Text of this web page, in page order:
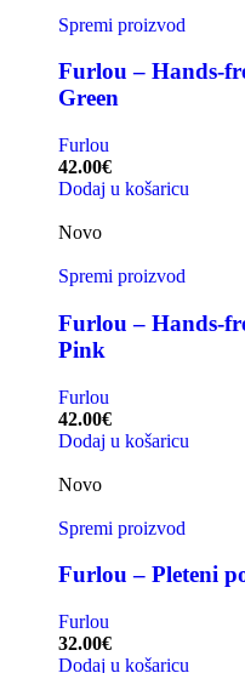
Spremi proizvod
Furlou – Hands-
Green
Furlou
42.00€
Dodaj u košaricu
Novo
Spremi proizvod
Furlou – Hands-
Pink
Furlou
42.00€
Dodaj u košaricu
Novo
Spremi proizvod
Furlou – Pleteni
Furlou
32.00€
Dodaj u košaricu